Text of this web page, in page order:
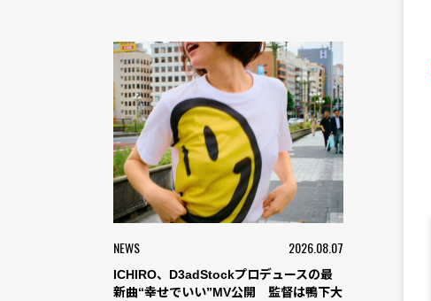
NEWS 2026.08.07
ICHIRO、D3adStockプロデュースの最
新曲“幸せでいい”MV公開 監督は鴨下大